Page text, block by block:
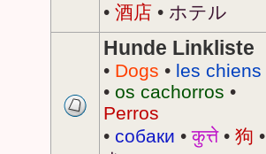
• 酒店 • ホテル
Hunde Linkliste
• Dogs • les chiens
• os cachorros •
Perros
• собаки •कुत्ते• 狗 •